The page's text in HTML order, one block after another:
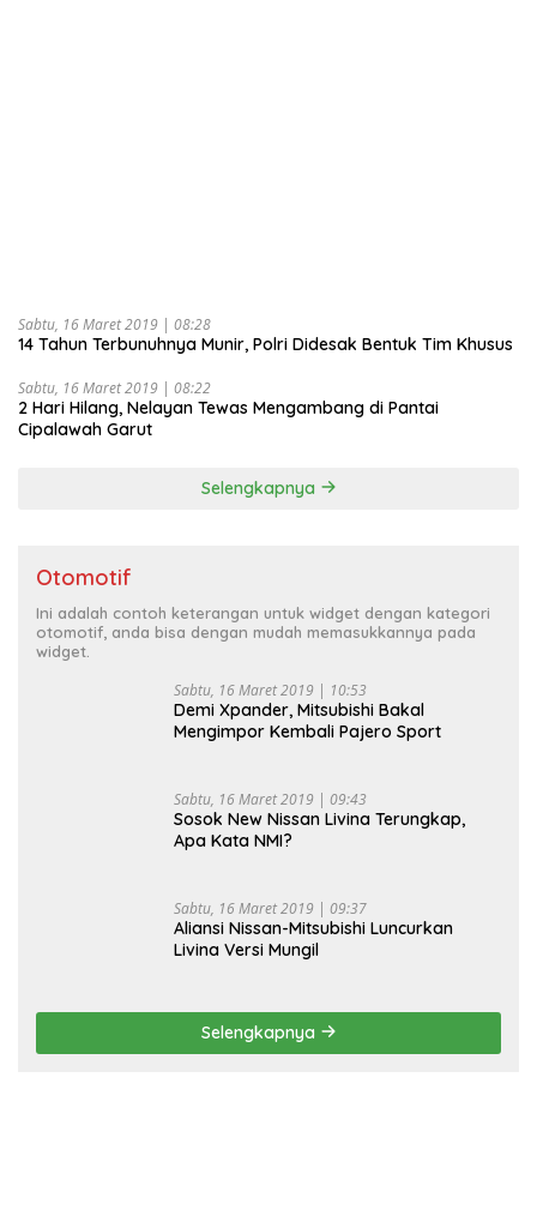
Sabtu, 16 Maret 2019 | 08:28
14 Tahun Terbunuhnya Munir, Polri Didesak Bentuk Tim Khusus
Sabtu, 16 Maret 2019 | 08:22
2 Hari Hilang, Nelayan Tewas Mengambang di Pantai
Cipalawah Garut
Selengkapnya
Otomotif
Ini adalah contoh keterangan untuk widget dengan kategori
otomotif, anda bisa dengan mudah memasukkannya pada
widget.
Sabtu, 16 Maret 2019 | 10:53
Demi Xpander, Mitsubishi Bakal
Mengimpor Kembali Pajero Sport
Sabtu, 16 Maret 2019 | 09:43
Sosok New Nissan Livina Terungkap,
Apa Kata NMI?
Sabtu, 16 Maret 2019 | 09:37
Aliansi Nissan-Mitsubishi Luncurkan
Livina Versi Mungil
Selengkapnya